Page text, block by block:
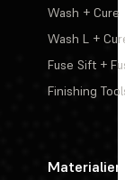
Wash + Cure
Wash L +
Fuse Sift +
Finishing
Materialien